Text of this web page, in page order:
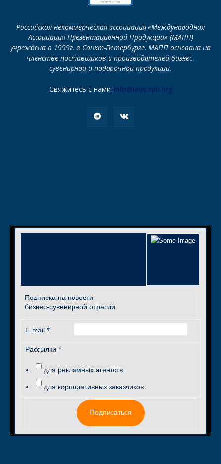
Российская некоммерческая ассоциация «Международная
Ассоциация Презентационной Продукции» (МАПП)
учреждена в 1999г. в Санкт-Петербурге. МАПП основана на
членстве поставщиков и производителей бизнес-
сувенирной и подарочной продукции.
Свяжитесь с нами: info@iapp-spb.org
Подписка на новости
бизнес-сувенирной отрасли
E-mail *
Рассылки *
для рекламных агентств
для корпоративных заказчиков
Подписаться